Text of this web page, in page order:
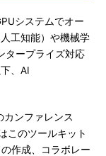
システムでオー
工知能）や機械学
タープライズ対応
、AI
ンファレンス
このツールキット
作成、コラボレー